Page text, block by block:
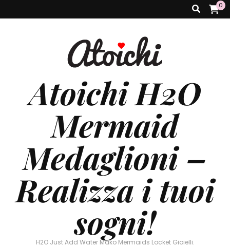
0
Atoichi H2O
Mermaid
Medaglioni –
Realizza i tuoi
sogni!
H2O Just Add Water Mako Mermaids Locket Gioielli.